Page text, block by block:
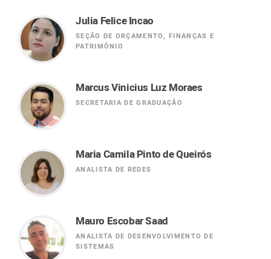
Julia Felice Incao
SEÇÃO DE ORÇAMENTO, FINANÇAS E
PATRIMÔNIO
Marcus Vinicius Luz Moraes
SECRETARIA DE GRADUAÇÃO
Maria Camila Pinto de Queirós
ANALISTA DE REDES
Mauro Escobar Saad
ANALISTA DE DESENVOLVIMENTO DE
SISTEMAS